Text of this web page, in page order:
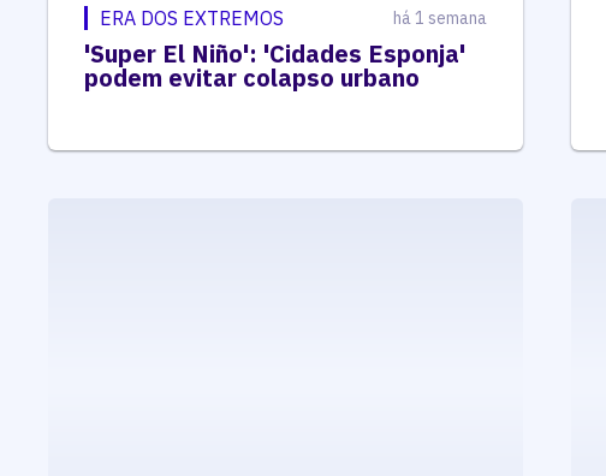
ERA DOS EXTREMOS há 1 semana
'Super El Niño': 'Cidades Esponja'
podem evitar colapso urbano